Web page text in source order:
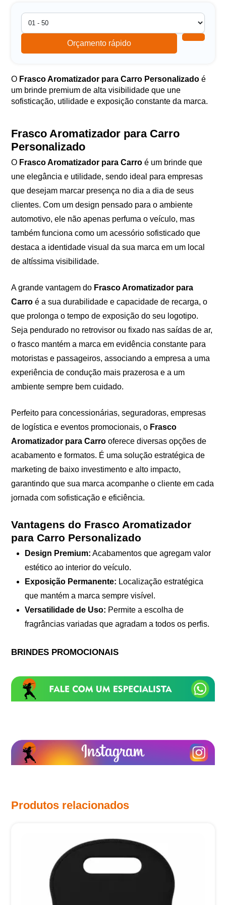
Orçamento rápido
O Frasco Aromatizador para Carro Personalizadoé
um brinde premium de alta visibilidade que une
sofisticação, utilidade e exposição constante da marca.
Frasco Aromatizador para Carro
Personalizado
O Frasco Aromatizador para Carro é um brinde que
une elegância e utilidade, sendo ideal para empresas
que desejam marcar presença no dia a dia de seus
clientes. Com um design pensado para o ambiente
automotivo, ele não apenas perfuma o veículo, mas
também funciona como um acessório sofisticado que
destaca a identidade visual da sua marca em um local
de altíssima visibilidade.
A grande vantagem do Frasco Aromatizador para
Carro é a sua durabilidade e capacidade de recarga, o
que prolonga o tempo de exposição do seu logotipo.
Seja pendurado no retrovisor ou fixado nas saídas de ar,
o frasco mantém a marca em evidência constante para
motoristas e passageiros, associando a empresa a uma
experiência de condução mais prazerosa e a um
ambiente sempre bem cuidado.
Perfeito para concessionárias, seguradoras, empresas
de logística e eventos promocionais, o Frasco
Aromatizador para Carro oferece diversas opções de
acabamento e formatos. É uma solução estratégica de
marketing de baixo investimento e alto impacto,
garantindo que sua marca acompanhe o cliente em cada
jornada com sofisticação e eficiência.
Vantagens do Frasco Aromatizador
para Carro Personalizado
Design Premium: Acabamentos que agregam valor
estético ao interior do veículo.
Exposição Permanente: Localização estratégica
que mantém a marca sempre visível.
Versatilidade de Uso: Permite a escolha de
fragrâncias variadas que agradam a todos os perfis.
BRINDES PROMOCIONAIS
Produtos relacionados